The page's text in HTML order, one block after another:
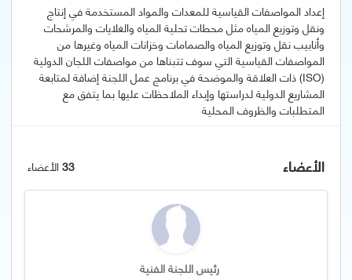
إعداد المواصفات القياسية للمعدات والمواد المستخدمة في إنتاج
ونقل وتوزيع المياه مثل محطات تحلية المياه والغلايات والمرشحات
وأنابيب نقل وتوزيع المياه والصمامات وخزانات المياه وغيرها من
المواصفات القياسية التي سوف تتبناها من مواصفات اللجان الدولية
(ISO) ذات العلاقة والموضحة في برنامج عمل اللجنة إضافة لمتابعة
المشاريع الدولية لدراستها وإبداء الملاحظات عليها بما يتفق مع
المتطلبات والظروف المحلية
الأعضاء 33الأعضاء
رئيس اللجنة الفنية